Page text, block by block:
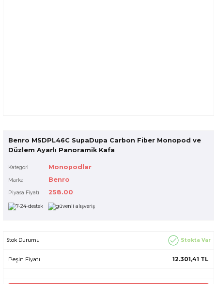
Benro MSDPL46C SupaDupa Carbon Fiber Monopod ve
Düzlem Ayarlı Panoramik Kafa
Kategori Monopodlar
Marka Benro
Piyasa Fiyatı 258.00
Stok Durumu Stokta Var
Peşin Fiyatı 12.301,41 TL